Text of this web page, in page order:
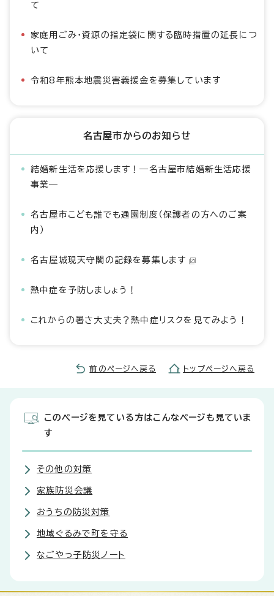
て
家庭用ごみ・資源の指定袋に関する臨時措置の延長につ
いて
令和8年熊本地震災害義援金を募集しています
名古屋市からのお知らせ
結婚新生活を応援します！―名古屋市結婚新生活応援
事業―
名古屋市こども誰でも通園制度（保護者の方へのご案
内）
名古屋城現天守閣の記録を募集します
熱中症を予防しましょう！
これからの暑さ大丈夫？熱中症リスクを見てみよう！
前のページへ戻る トップページへ戻る
このページを見ている方はこんなページも見ていま
す
その他の対策
家族防災会議
おうちの防災対策
地域ぐるみで町を守る
なごやっ子防災ノート